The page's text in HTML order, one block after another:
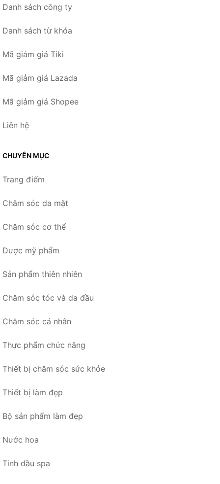
Danh sách công ty
Danh sách từ khóa
Mã giảm giá Tiki
Mã giảm giá Lazada
Mã giảm giá Shopee
Liên hệ
CHUYÊN MỤC
Trang điểm
Chăm sóc da mặt
Chăm sóc cơ thể
Dược mỹ phẩm
Sản phẩm thiên nhiên
Chăm sóc tóc và da đầu
Chăm sóc cá nhân
Thực phẩm chức năng
Thiết bị chăm sóc sức khỏe
Thiết bị làm đẹp
Bộ sản phẩm làm đẹp
Nước hoa
Tinh dầu spa